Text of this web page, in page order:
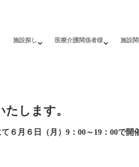
施設探し 医療介護関係者様 施設
します。
６月６日（月） 9：00～19：00で開